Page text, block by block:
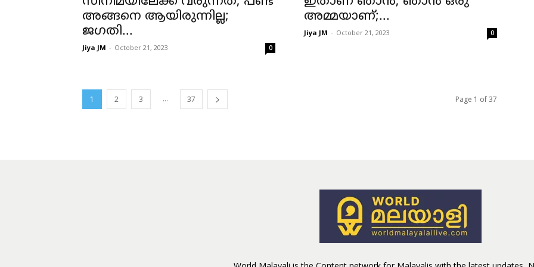
അങ്ങനെ ആയിരുന്നില്ല;
ജഗതി...
Jiya JM - October 21, 2023 0
അമ്മയാണ്;...
Jiya JM - October 21, 2023 0
1 2 3 ... 37 Page 1 of 37